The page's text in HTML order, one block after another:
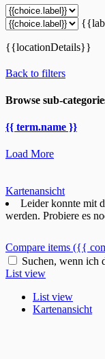
{{locationDetails}}
Back to filters
Browse sub-
{{ term.name }}
Load More
Kartenansicht
Leider konnte mit
werden. Probiere es
Compare items ({{
Suchen, wenn ich
List view
List view
Kartenansicht